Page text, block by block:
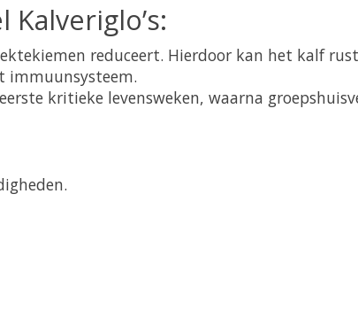
reduceert. Hierdoor kan het kalf
immuunsysteem.
kritieke levensweken, waarna